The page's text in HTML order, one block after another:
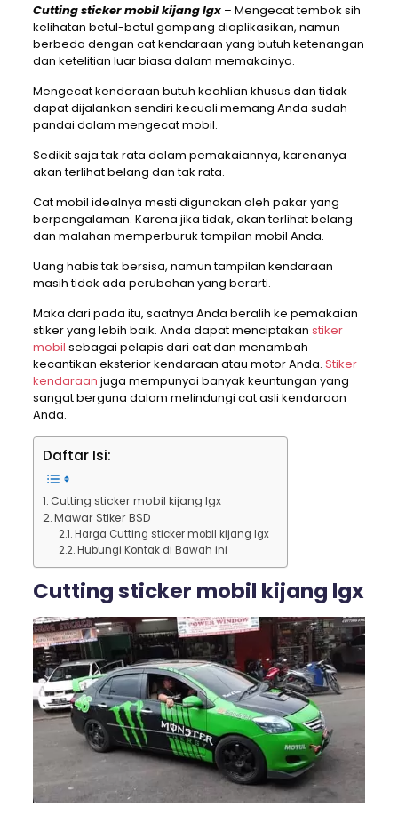
Cutting sticker mobil kijang lgx– Mengecat tembok sih
kelihatan betul-betul gampang diaplikasikan, namun
berbeda dengan cat kendaraan yang butuh ketenangan
dan ketelitian luar biasa dalam memakainya.
Mengecat kendaraan butuh keahlian khusus dan tidak
dapat dijalankan sendiri kecuali memang Anda sudah
pandai dalam mengecat mobil.
Sedikit saja tak rata dalam pemakaiannya, karenanya
akan terlihat belang dan tak rata.
Cat mobil idealnya mesti digunakan oleh pakar yang
berpengalaman. Karena jika tidak, akan terlihat belang
dan malahan memperburuk tampilan mobil Anda.
Uang habis tak bersisa, namun tampilan kendaraan
masih tidak ada perubahan yang berarti.
Maka dari pada itu, saatnya Anda beralih ke pemakaian
stiker yang lebih baik. Anda dapat menciptakan stiker
mobil sebagai pelapis dari cat dan menambah
kecantikan eksterior kendaraan atau motor Anda. Stiker
kendaraan juga mempunyai banyak keuntungan yang
sangat berguna dalam melindungi cat asli kendaraan
Anda.
Daftar Isi:
Cutting sticker mobil kijang lgx
Mawar Stiker BSD
Harga Cutting sticker mobil kijang lgx
Hubungi Kontak di Bawah ini
Cutting sticker mobil kijang lgx